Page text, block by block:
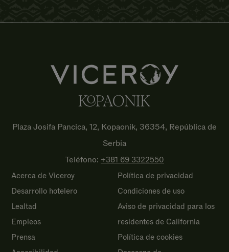
Plaza Josifa Pancica, 12, Kopaonik, 36354, República de
Serbia
Teléfono: +381 69 3322550
Acerca de Viceroy
Desarrollo hotelero
Lealtad
Empleos
Prensa
Política de privacidad
Condiciones de uso
Aviso de privacidad para los
residentes de California
Política de cookies